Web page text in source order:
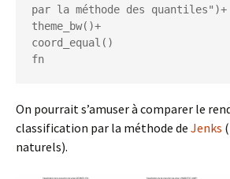
par la méthode des quantiles")+
theme_bw()+
coord_equal()
On pourrait s’amuser à comparer le
classification par la méthode de Jenks
naturels).